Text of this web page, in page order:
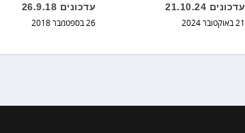
עדכונים 21.10.24
21 באוקטובר 2024
עדכונים 26.9.18
26 בספטמבר 2018